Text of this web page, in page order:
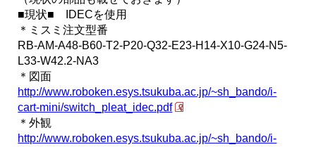
■現状■ IDECを使用
＊ミスミ注文型番
RB-AM-A48-B60-T2-P20-Q32-E23-H14-X10-G24-N5-
L33-W42.2-NA3
＊図面
http://www.roboken.esys.tsukuba.ac.jp/~sh_bando/i-
cart-mini/switch_pleat_idec.pdf
＊外観
http://www.roboken.esys.tsukuba.ac.jp/~sh_bando/i-